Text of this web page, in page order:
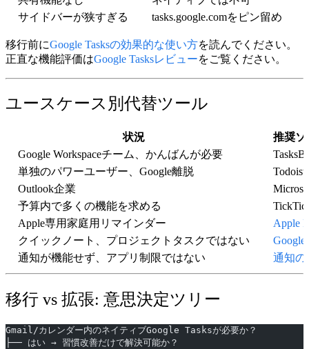
サイドバーが狭すぎる
tasks.google.comをピン留め
移行前にGoogle Tasksの効果的な使い方を読んでください。
正直な機能評価はGoogle Tasksレビューをご覧ください。
ユースケース別代替ツール
状況
推奨ソ
Google Workspaceチーム、かんばんが必要
単独のパワーユーザー、Google離脱
Todoist
Outlook企業
予算内で多くの機能を求める
Apple専用家庭用リマインダー
Apple
クイックノート、プロジェクトタスクではない
Google
通知が機能せず、アプリ制限ではない
通知の
移行 vs 拡張: 意思決定ツリー
Gmail/カレンダー内のネイティブGoogle Tasksが必要か？
├── はい → 習慣改善だけで解決可能か？